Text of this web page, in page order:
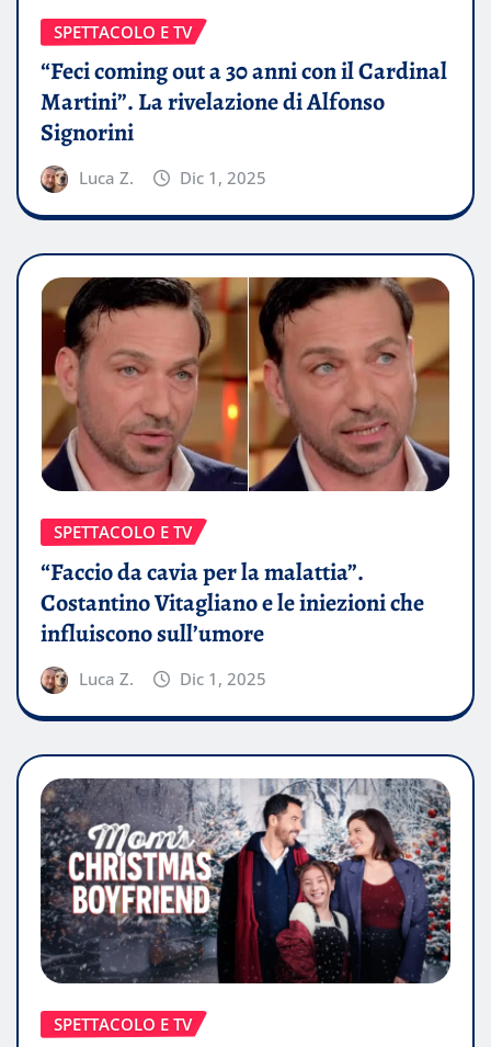
SPETTACOLO E TV
“Feci coming out a 30 anni con il Cardinal
Martini”. La rivelazione di Alfonso
Signorini
Luca Z. Dic 1, 2025
SPETTACOLO E TV
“Faccio da cavia per la malattia”.
Costantino Vitagliano e le iniezioni che
influiscono sull’umore
Luca Z. Dic 1, 2025
SPETTACOLO E TV